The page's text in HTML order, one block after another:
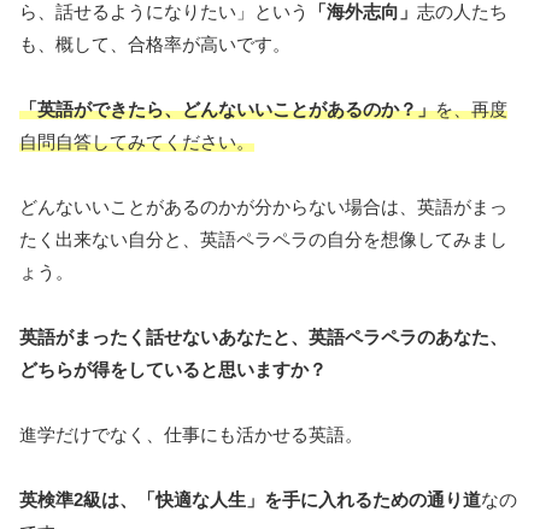
ら、話せるようになりたい」という
「海外志向」 志の人たち
も、概して、合格率が高いです。
「英語ができたら、どんないいことがあるのか？」を、再度
自問自答してみてください。
どんないいことがあるのかが分からない場合は、英語がまっ
たく出来ない自分と、英語ペラペラの自分を想像してみまし
ょう。
英語がまったく話せないあなたと、英語ペラペラのあなた、
どちらが得をしていると思いますか？
進学だけでなく、仕事にも活かせる英語。
英検準2級は、「快適な人生」を手に入れるための通り道なの